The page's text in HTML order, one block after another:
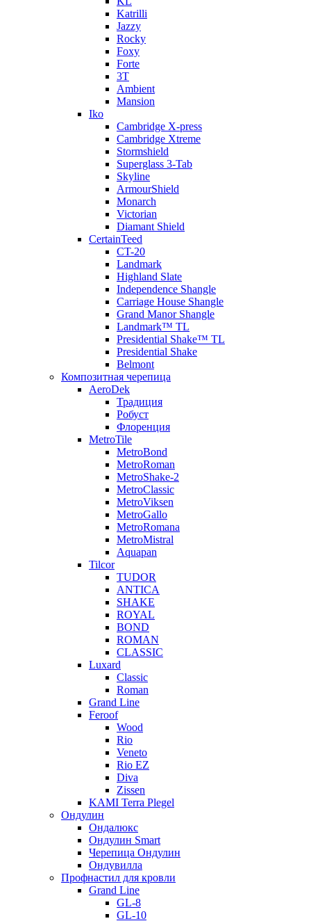
Katrilli
Jazzy
Rocky
Foxy
Forte
3T
Ambient
Mansion
Iko
Cambridge X-press
Cambridge Xtreme
Stormshield
Superglass 3-Tab
Skyline
ArmourShield
Monarch
Victorian
Diamant Shield
CertainTeed
CT-20
Landmark
Highland Slate
Independence Shangle
Carriage House Shangle
Grand Manor Shangle
Landmark™ TL
Presidential Shake™ TL
Presidential Shake
Belmont
Композитная черепица
AeroDek
Традиция
Робуст
Флоренция
MetroTile
MetroBond
MetroRoman
MetroShake-2
MetroClassic
MetroViksen
MetroGallo
MetroRomana
MetroMistral
Aquapan
Tilcor
TUDOR
ANTICA
SHAKE
ROYAL
BOND
ROMAN
CLASSIC
Luxard
Classic
Roman
Grand Line
Feroof
Wood
Rio
Veneto
Rio EZ
Diva
Zissen
KAMI Terra Plegel
Ондулин
Ондалюкс
Ондулин Smart
Черепица Ондулин
Ондувилла
Профнастил для кровли
Grand Line
GL-8
GL-10